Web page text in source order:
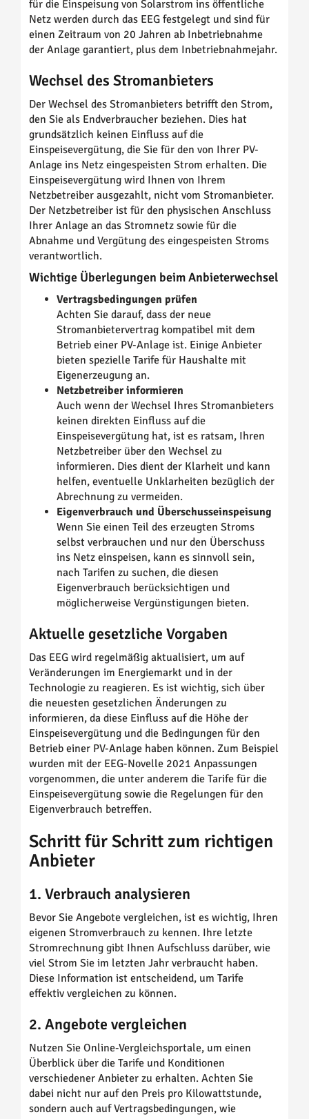
für die Einspeisung von Solarstrom ins öffentliche
Netz werden durch das EEG festgelegt und sind für
einen Zeitraum von 20 Jahren ab Inbetriebnahme
der Anlage garantiert, plus dem Inbetriebnahmejahr.
Wechsel des Stromanbieters
Der Wechsel des Stromanbieters betrifft den Strom,
den Sie als Endverbraucher beziehen. Dies hat
grundsätzlich keinen Einfluss auf die
Einspeisevergütung, die Sie für den von Ihrer PV-
Anlage ins Netz eingespeisten Strom erhalten. Die
Einspeisevergütung wird Ihnen von Ihrem
Netzbetreiber ausgezahlt, nicht vom Stromanbieter.
Der Netzbetreiber ist für den physischen Anschluss
Ihrer Anlage an das Stromnetz sowie für die
Abnahme und Vergütung des eingespeisten Stroms
verantwortlich.
Wichtige Überlegungen beim Anbieterwechsel
Vertragsbedingungen prüfen
Achten Sie darauf, dass der neue
Stromanbietervertrag kompatibel mit dem
Betrieb einer PV-Anlage ist. Einige Anbieter
bieten spezielle Tarife für Haushalte mit
Eigenerzeugung an.
Netzbetreiber informieren
Auch wenn der Wechsel Ihres Stromanbieters
keinen direkten Einfluss auf die
Einspeisevergütung hat, ist es ratsam, Ihren
Netzbetreiber über den Wechsel zu
informieren. Dies dient der Klarheit und kann
helfen, eventuelle Unklarheiten bezüglich der
Abrechnung zu vermeiden.
Eigenverbrauch und Überschusseinspeisung
Wenn Sie einen Teil des erzeugten Stroms
selbst verbrauchen und nur den Überschuss
ins Netz einspeisen, kann es sinnvoll sein,
nach Tarifen zu suchen, die diesen
Eigenverbrauch berücksichtigen und
möglicherweise Vergünstigungen bieten.
Aktuelle gesetzliche Vorgaben
Das EEG wird regelmäßig aktualisiert, um auf
Veränderungen im Energiemarkt und in der
Technologie zu reagieren. Es ist wichtig, sich über
die neuesten gesetzlichen Änderungen zu
informieren, da diese Einfluss auf die Höhe der
Einspeisevergütung und die Bedingungen für den
Betrieb einer PV-Anlage haben können. Zum Beispiel
wurden mit der EEG-Novelle 2021 Anpassungen
vorgenommen, die unter anderem die Tarife für die
Einspeisevergütung sowie die Regelungen für den
Eigenverbrauch betreffen.
Schritt für Schritt zum richtigen
Anbieter
1. Verbrauch analysieren
Bevor Sie Angebote vergleichen, ist es wichtig, Ihren
eigenen Stromverbrauch zu kennen. Ihre letzte
Stromrechnung gibt Ihnen Aufschluss darüber, wie
viel Strom Sie im letzten Jahr verbraucht haben.
Diese Information ist entscheidend, um Tarife
effektiv vergleichen zu können.
2. Angebote vergleichen
Nutzen Sie Online-Vergleichsportale, um einen
Überblick über die Tarife und Konditionen
verschiedener Anbieter zu erhalten. Achten Sie
dabei nicht nur auf den Preis pro Kilowattstunde,
sondern auch auf Vertragsbedingungen, wie